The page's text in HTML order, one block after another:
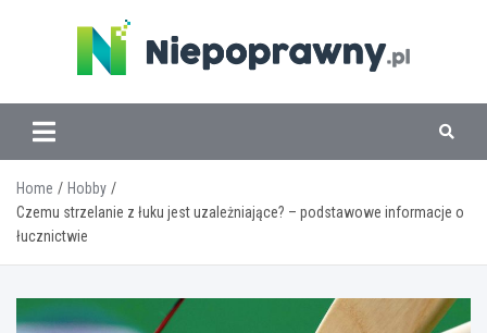
www.niepoprawny.pl
Home
Hobby
Czemu strzelanie z łuku jest uzależniające? – podstawowe informacje o
łucznictwie